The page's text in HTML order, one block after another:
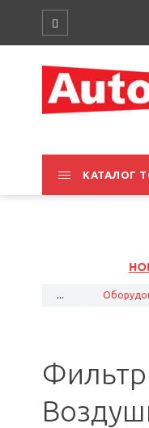
КАТАЛОГ
МАГАЗИНА НА
...